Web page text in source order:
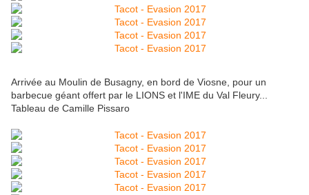
Arrivée au Moulin de Busagny, en bord de Viosne, pour un
barbecue géant offert par le LIONS et l'IME du Val Fleury...
Tableau de Camille Pissaro